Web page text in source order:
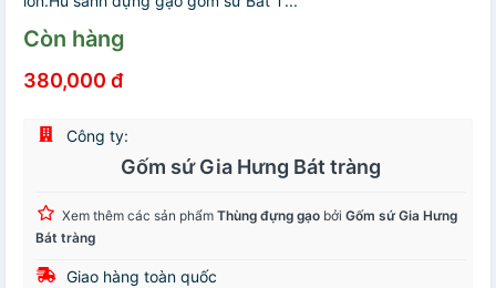
Còn hàng
380,000 đ
Công ty:
Gốm sứ Gia Hưng Bát tràng
Xem thêm các sản phẩm Thùng đựng gạo bởi Gốm sứ Gia Hưng
Bát tràng
Giao hàng toàn quốc